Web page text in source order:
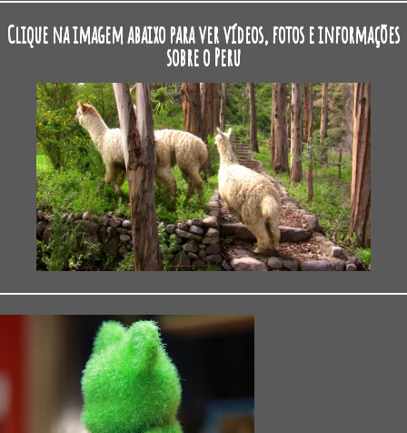
Clique na imagem abaixo para ver vídeos, fotos e informações
sobre o Peru